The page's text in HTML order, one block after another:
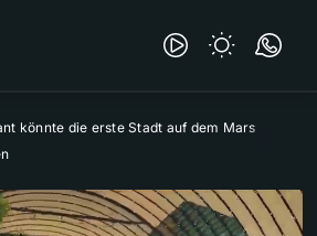
könnte die erste Stadt auf dem Mars